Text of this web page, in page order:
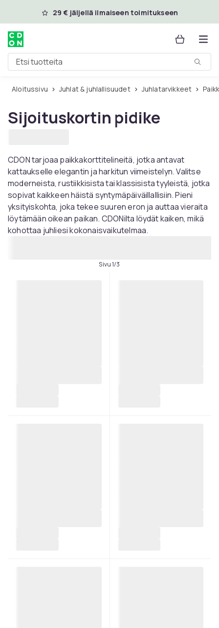
Ohita ja siirry pääsisältöön
29 € jäljellä ilmaiseen toimitukseen
Etsi tuotteita
Aloitussivu Juhlat & juhlallisuudet Juhlatarvikkeet
Sijoituskortin pidike
CDON tarjoaa paikkakorttitelineitä, jotka antavat
kattaukselle elegantin ja harkitun viimeistelyn. Valitse
moderneista, rustiikkisista tai klassisista tyyleistä, jotka
sopivat kaikkeen häistä syntymäpäiväillallisiin. Pieni
yksityiskohta, joka tekee suuren eron ja auttaa vieraita
löytämään oikean paikan. CDONilta löydät kaiken, mikä
kohottaa juhliesi kokonaisvaikutelmaa.
Sivu 1/3